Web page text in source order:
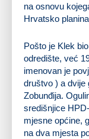
na osnovu
Hrvatsko
Pošto je Klek
odredište, već
imenovan je
društvo ) a dvije
Zobunđija.
središnjice
mjesne općine,
na dva mjesta